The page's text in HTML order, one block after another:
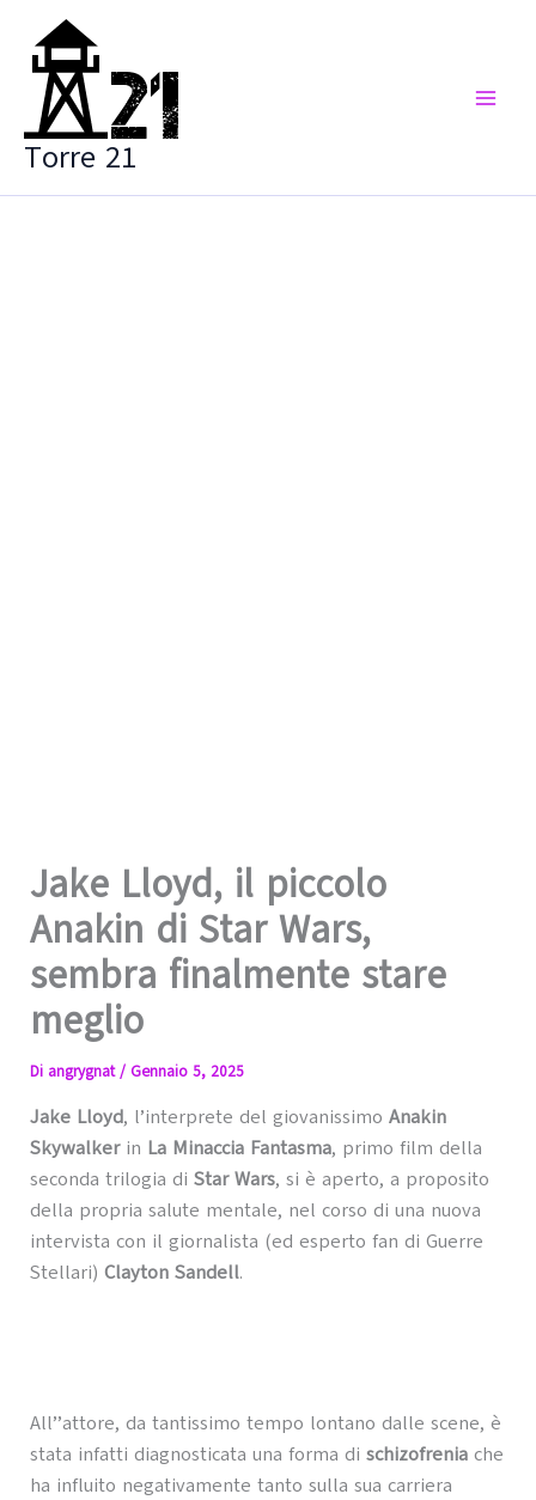
contenuto
Torre 21
Jake Lloyd, il piccolo
Anakin di Star Wars,
sembra finalmente stare
meglio
Di angrygnat/ Gennaio 5, 2025
Jake Lloyd, l’interprete del giovanissimo Anakin
Skywalkerin La Minaccia Fantasma, primo film della
seconda trilogia di Star Wars, si è aperto, a proposito
della propria salute mentale, nel corso di una nuova
intervista con il giornalista (ed esperto fan di Guerre
Stellari) Clayton Sandell.
All’’attore, da tantissimo tempo lontano dalle scene, è
stata infatti diagnosticata una forma di schizofreniache
ha influito negativamente tanto sulla sua carriera